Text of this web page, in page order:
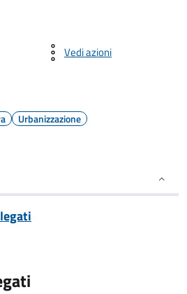
Vedi azioni
Urbanizzazione